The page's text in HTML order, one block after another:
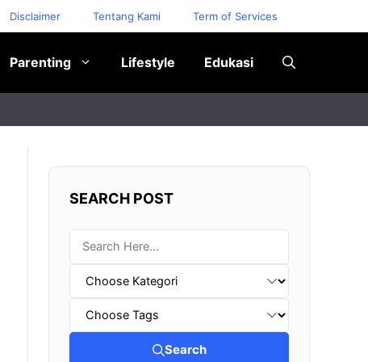
Disclaimer Tentang Kami Term of Services
Parenting Lifestyle Edukasi
SEARCH POST
Search